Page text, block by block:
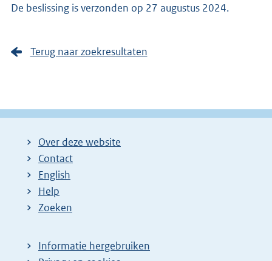
De beslissing is verzonden op 27 augustus 2024.
Terug naar zoekresultaten
Over deze website
Contact
English
Help
Zoeken
Informatie hergebruiken